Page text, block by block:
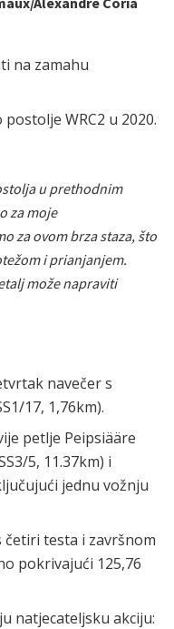
na zamahu
WRC2 u 2020.
u prethodnim
za moje
za ovom brza staza, što
i prianjanjem.
može napraviti
navečer s
17, 1,76km).
petlje Peipsiääre
5, 11.37km) i
jednu vožnju
četiri testa i završnom
pokrivajući 125,76
natjecateljsku akciju: